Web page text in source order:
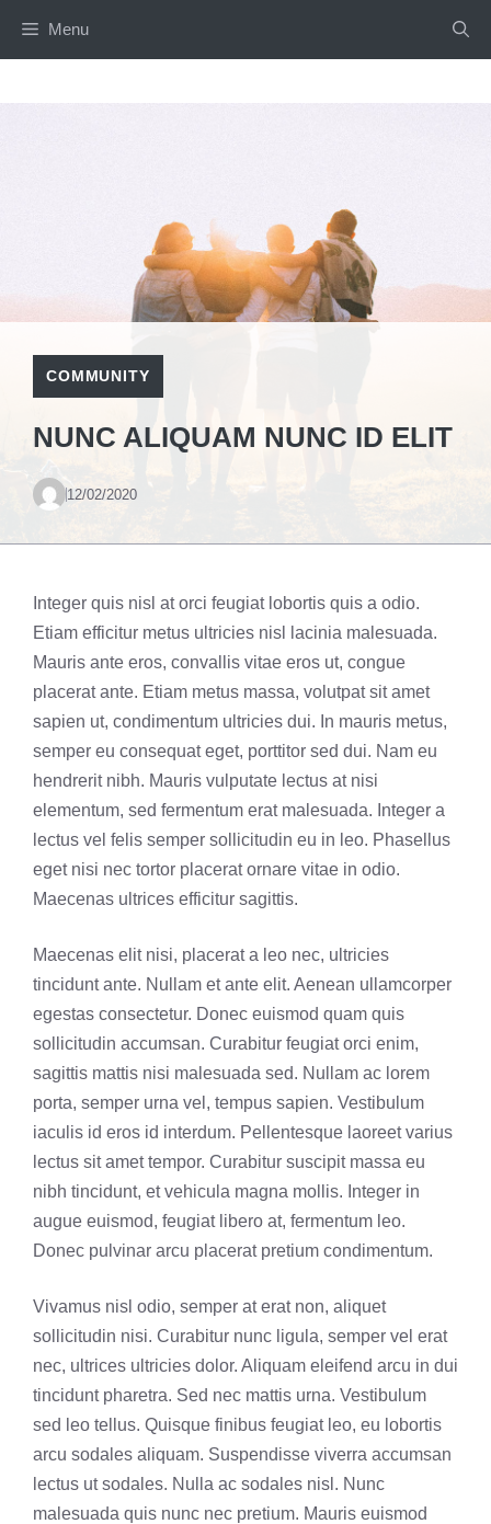
Menu
COMMUNITY
NUNC ALIQUAM NUNC ID ELIT
12/02/2020
Integer quis nisl at orci feugiat lobortis quis a odio.
Etiam efficitur metus ultricies nisl lacinia malesuada.
Mauris ante eros, convallis vitae eros ut, congue
placerat ante. Etiam metus massa, volutpat sit amet
sapien ut, condimentum ultricies dui. In mauris metus,
semper eu consequat eget, porttitor sed dui. Nam eu
hendrerit nibh. Mauris vulputate lectus at nisi
elementum, sed fermentum erat malesuada. Integer a
lectus vel felis semper sollicitudin eu in leo. Phasellus
eget nisi nec tortor placerat ornare vitae in odio.
Maecenas ultrices efficitur sagittis.
Maecenas elit nisi, placerat a leo nec, ultricies
tincidunt ante. Nullam et ante elit. Aenean ullamcorper
egestas consectetur. Donec euismod quam quis
sollicitudin accumsan. Curabitur feugiat orci enim,
sagittis mattis nisi malesuada sed. Nullam ac lorem
porta, semper urna vel, tempus sapien. Vestibulum
iaculis id eros id interdum. Pellentesque laoreet varius
lectus sit amet tempor. Curabitur suscipit massa eu
nibh tincidunt, et vehicula magna mollis. Integer in
augue euismod, feugiat libero at, fermentum leo.
Donec pulvinar arcu placerat pretium condimentum.
Vivamus nisl odio, semper at erat non, aliquet
sollicitudin nisi. Curabitur nunc ligula, semper vel erat
nec, ultrices ultricies dolor. Aliquam eleifend arcu in dui
tincidunt pharetra. Sed nec mattis urna. Vestibulum
sed leo tellus. Quisque finibus feugiat leo, eu lobortis
arcu sodales aliquam. Suspendisse viverra accumsan
lectus ut sodales. Nulla ac sodales nisl. Nunc
malesuada quis nunc nec pretium. Mauris euismod